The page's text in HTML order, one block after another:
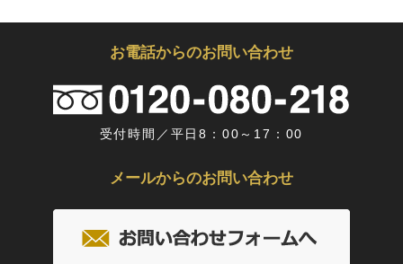
お電話からのお問い合わせ
受付時間／平日8：00～17：00
メールからのお問い合わせ